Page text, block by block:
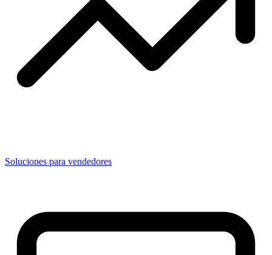
Soluciones para vendedores